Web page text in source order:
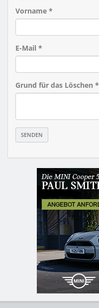
Vorname *
E-Mail *
Grund für das Löschen *